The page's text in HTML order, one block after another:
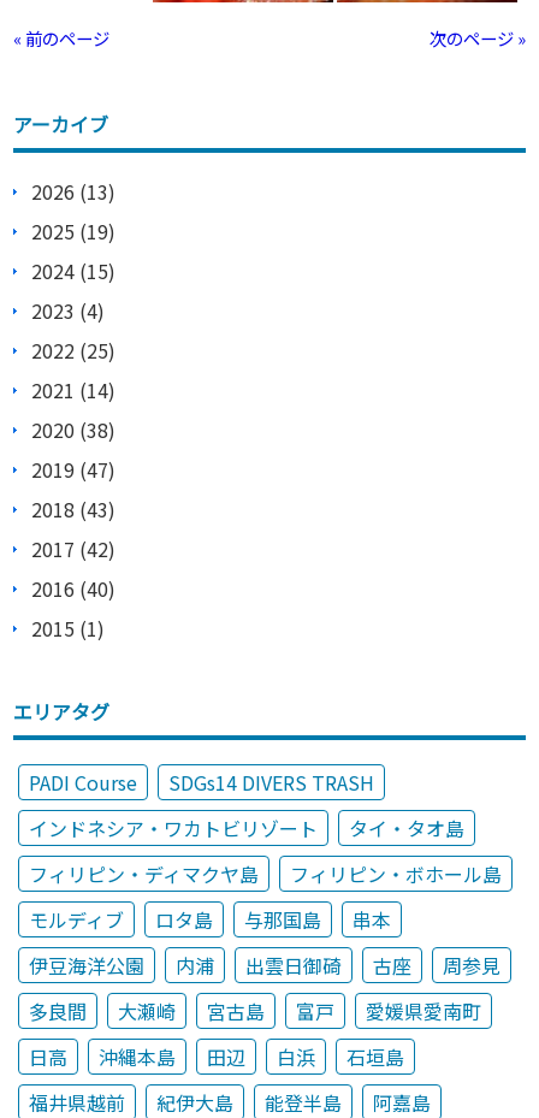
« 前のページ 次のページ »
アーカイブ
2026 (13)
2025 (19)
2024 (15)
2023 (4)
2022 (25)
2021 (14)
2020 (38)
2019 (47)
2018 (43)
2017 (42)
2016 (40)
2015 (1)
エリアタグ
PADI Course
SDGs14 DIVERS TRASH
インドネシア・ワカトビリゾート
タイ・タオ島
フィリピン・ディマクヤ島
フィリピン・ボホール島
モルディブ
ロタ島 与那国島
串本
伊豆海洋公園
内浦 出雲日御碕 古座
周参見
多良間
大瀬崎 宮古島 富戸
愛媛県愛南町
日高
沖縄本島 田辺 白浜
石垣島
福井県越前
紀伊大島 能登半島
阿嘉島